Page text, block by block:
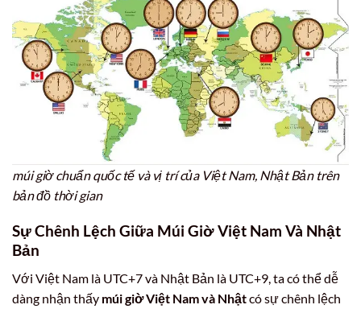
múi giờ chuẩn quốc tế và vị trí của Việt Nam, Nhật Bản trên
bản đồ thời gian
Sự Chênh Lệch Giữa Múi Giờ Việt Nam Và Nhật
Bản
Với Việt Nam là UTC+7 và Nhật Bản là UTC+9, ta có thể dễ
dàng nhận thấy múi giờ Việt Nam và Nhậtcó sự chênh lệch